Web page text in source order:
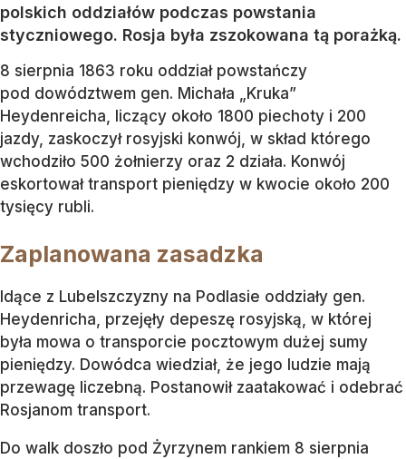
polskich oddziałów podczas powstania
styczniowego. Rosja była zszokowana tą porażką.
8 sierpnia 1863 roku oddział powstańczy
pod dowództwem gen. Michała „Kruka”
Heydenreicha, liczący około 1800 piechoty i 200
jazdy, zaskoczył rosyjski konwój, w skład którego
wchodziło 500 żołnierzy oraz 2 działa. Konwój
eskortował transport pieniędzy w kwocie około 200
tysięcy rubli.
Zaplanowana zasadzka
Idące z Lubelszczyzny na Podlasie oddziały gen.
Heydenricha, przejęły depeszę rosyjską, w której
była mowa o transporcie pocztowym dużej sumy
pieniędzy. Dowódca wiedział, że jego ludzie mają
przewagę liczebną. Postanowił zaatakować i odebrać
Rosjanom transport.
Do walk doszło pod Żyrzynem rankiem 8 sierpnia